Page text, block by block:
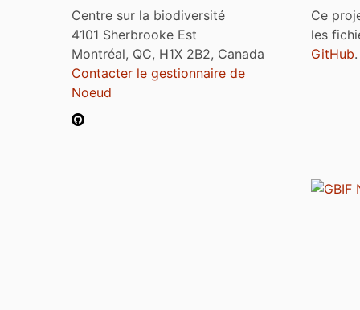
Centre sur la biodiversité
4101 Sherbrooke Est
Montréal, QC, H1X 2B2, Canada
Contacter le gestionnaire de
Noeud
Ce
les
GitHub.